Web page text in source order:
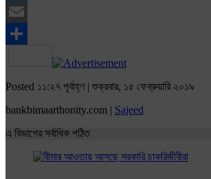
Twitter
Email
Share
Posted ১১:২৭ পূর্বাহ্ণ | শুক্রবার, ১৫ ফেব্রুয়ারি ২০১৯
bankbimaarthonity.com | Sajeed
এ বিভাগের সর্বাধিক পঠিত